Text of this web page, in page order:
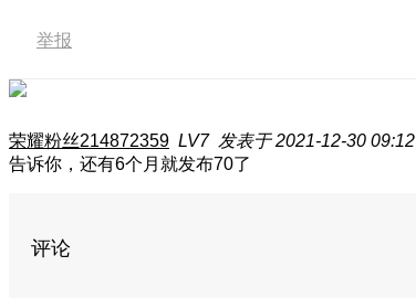
举报
荣耀粉丝214872359 LV7 发表于 2021-12-30 09:12
告诉你，还有6个月就发布70了
评论